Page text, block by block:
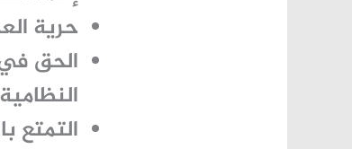
حرية
الحق
التمتع